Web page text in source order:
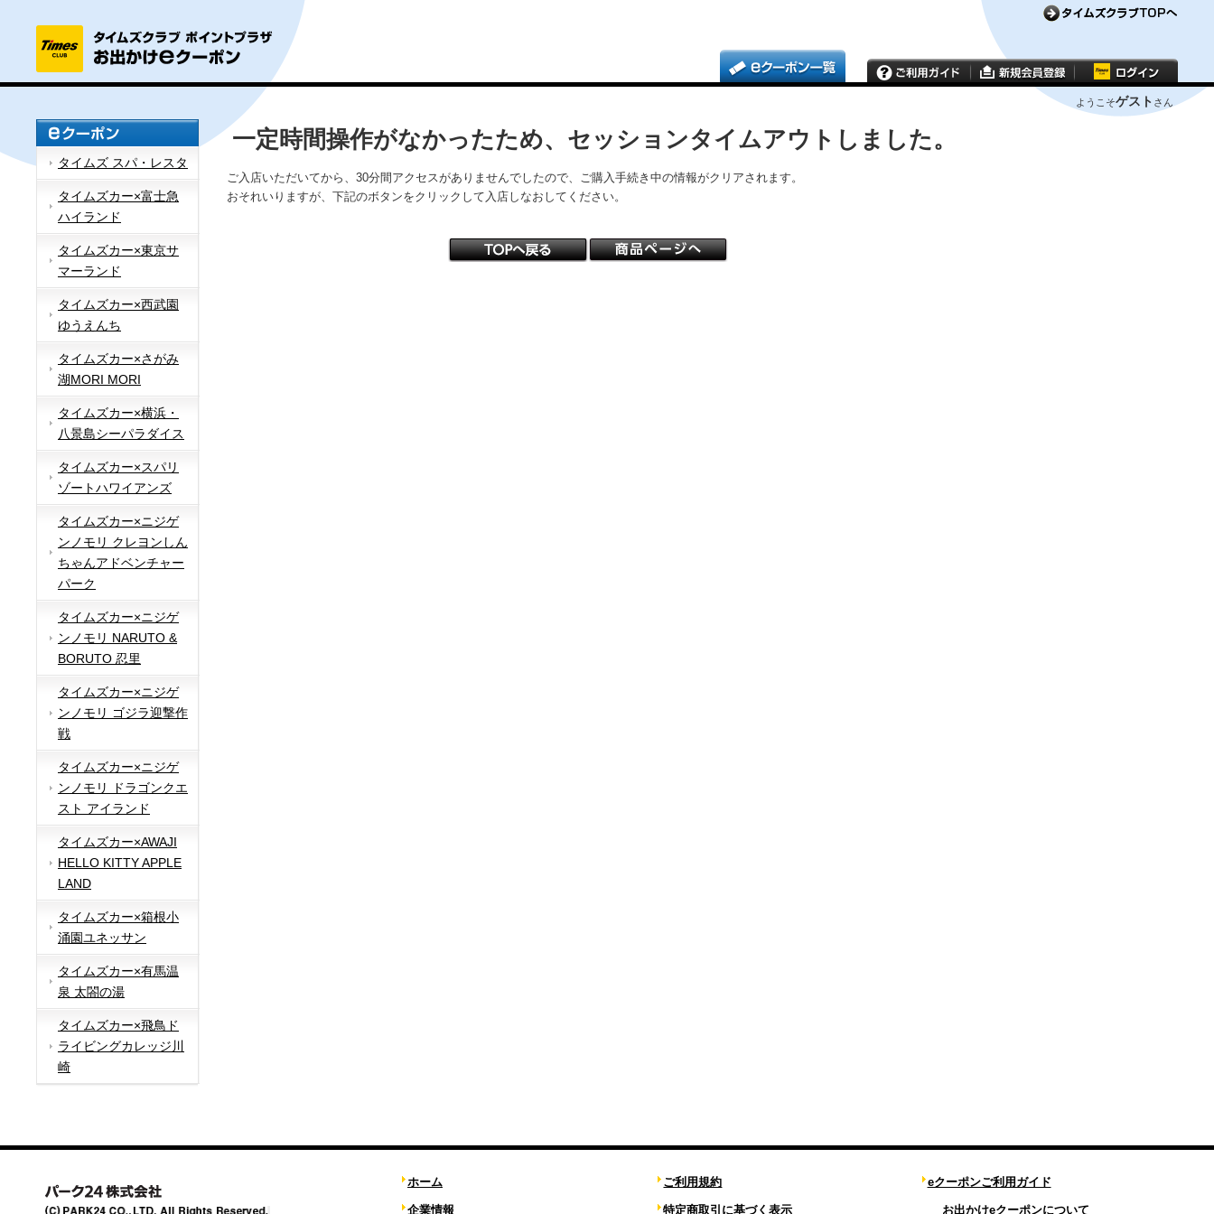
ようこそゲスト さん
タイムズ スパ・レスタ
タイムズカー×富士急
ハイランド
タイムズカー×東京サ
マーランド
タイムズカー×西武園
ゆうえんち
タイムズカー×さがみ
湖MORI MORI
タイムズカー×横浜・
八景島シーパラダイス
タイムズカー×スパリ
ゾートハワイアンズ
タイムズカー×ニジゲ
ンノモリ クレヨンしん
ちゃんアドベンチャー
パーク
タイムズカー×ニジゲ
ンノモリ NARUTO &
BORUTO 忍里
タイムズカー×ニジゲ
ンノモリ ゴジラ迎撃作
戦
タイムズカー×ニジゲ
ンノモリ ドラゴンクエ
スト アイランド
タイムズカー×AWAJI
HELLO KITTY APPLE
LAND
タイムズカー×箱根小
涌園ユネッサン
タイムズカー×有馬温
泉 太閤の湯
タイムズカー×飛鳥ド
ライビングカレッジ川
崎
一定時間操作がなかったため、セッションタイムアウトしました。
ご入店いただいてから、30分間アクセスがありませんでしたので、ご購入手続き中の情報がクリアされます。
おそれいりますが、下記のボタンをクリックして入店しなおしてください。
ホーム
企業情報
ご利用規約
特定商取引に基づく表示
eクーポンご利用ガイド
お出かけeクーポンについて